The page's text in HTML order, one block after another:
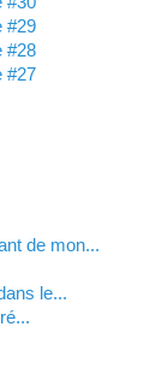
#29
#28
#27
de mon...
le...